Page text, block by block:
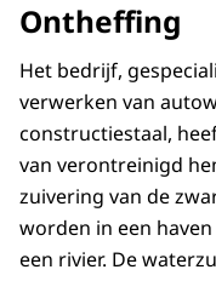
Ontheffing
Het bedrijf,
verwerken van
constructiestaal,
van verontreinigd
zuivering van de
worden in een
een rivier. De